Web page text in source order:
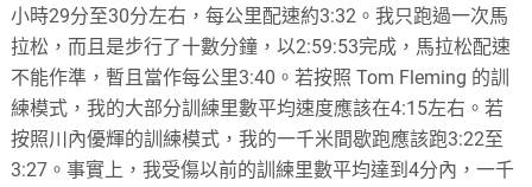
小時29分至30分左右，每公里配速約3:32。我只跑過一次馬
拉松，而且是步行了十數分鐘，以2:59:53完成，馬拉松配速
不能作準，暫且當作每公里3:40。若按照 Tom Fleming 的訓
練模式，我的大部分訓練里數平均速度應該在4:15左右。若
按照川內優輝的訓練模式，我的一千米間歇跑應該跑3:22至
3:27。事實上，我受傷以前的訓練里數平均達到4分內，一千